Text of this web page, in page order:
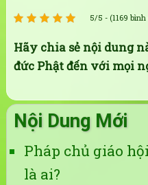
5/5 - (1169 bình
Hãy chia sẻ nội dung
đức Phật đến với mọi
Nội Dung Mới
Pháp chủ giáo
là ai?